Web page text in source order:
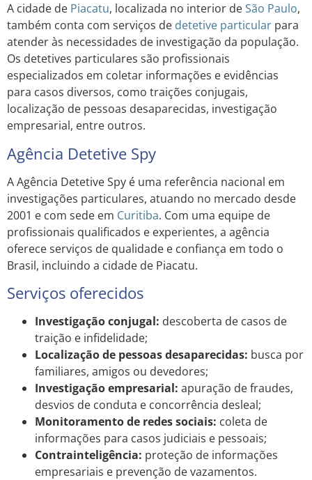
A cidade de Piacatu, localizada no interior deSão Paulo,
também conta com serviços de detetive particular para
atender às necessidades de investigação da população.
Os detetives particulares são profissionais
especializados em coletar informações e evidências
para casos diversos, como traições conjugais,
localização de pessoas desaparecidas, investigação
empresarial, entre outros.
Agência Detetive Spy
A Agência Detetive Spy é uma referência nacional em
investigações particulares, atuando no mercado desde
2001 e com sede em Curitiba. Com uma equipe de
profissionais qualificados e experientes, a agência
oferece serviços de qualidade e confiança em todo o
Brasil, incluindo a cidade de Piacatu.
Serviços oferecidos
Investigação conjugal: descoberta de casos de
traição e infidelidade;
Localização de pessoas desaparecidas: busca por
familiares, amigos ou devedores;
Investigação empresarial: apuração de fraudes,
desvios de conduta e concorrência desleal;
Monitoramento de redes sociais: coleta de
informações para casos judiciais e pessoais;
Contrainteligência: proteção de informações
empresariais e prevenção de vazamentos.